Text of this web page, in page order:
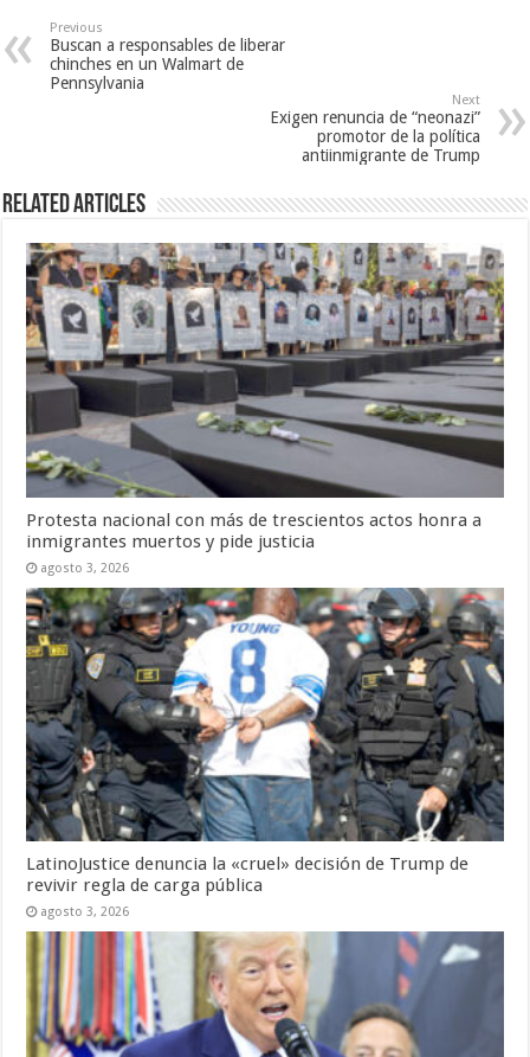
Previous
Buscan a responsables de liberar
chinches en un Walmart de
Pennsylvania
Next
Exigen renuncia de “neonazi”
promotor de la política
antiinmigrante de Trump
Related Articles
Protesta nacional con más de trescientos actos honra a
inmigrantes muertos y pide justicia
agosto 3, 2026
LatinoJustice denuncia la «cruel» decisión de Trump de
revivir regla de carga pública
agosto 3, 2026